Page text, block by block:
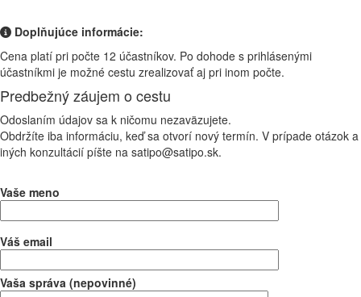
Doplňujúce informácie:
Cena platí pri počte 12 účastníkov. Po dohode s prihlásenými
účastníkmi je možné cestu zrealizovať aj pri inom počte.
Predbežný záujem o cestu
Odoslaním údajov sa k ničomu nezaväzujete.
Obdržíte iba informáciu, keď sa otvorí nový termín. V prípade otázok a
iných konzultácií píšte na satipo@satipo.sk.
Vaše meno
Váš email
Vaša správa (nepovinné)